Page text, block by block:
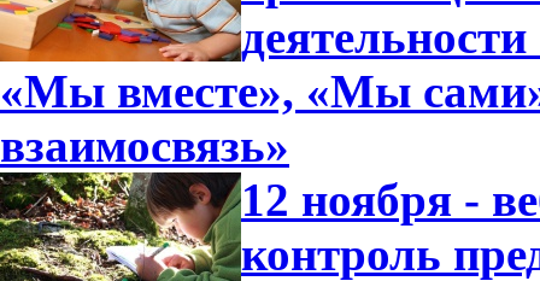
«Мы вместе», «Мы
взаимосвязь»
12 ноября -
контроль